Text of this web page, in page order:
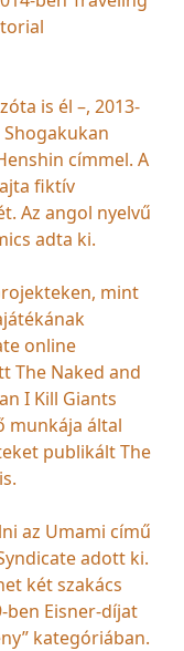
is él –, 2013-
címmel. A
fiktív
Az angol nyelvű
adta ki.
mint
online
The Naked and
I Kill Giants
munkája által
publikált The
az Umami című
adott ki.
két szakács
ben Eisner-díjat
kategóriában.